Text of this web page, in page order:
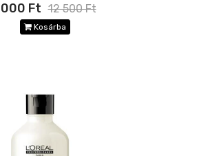
Ft 12 500 Ft
Kosárba